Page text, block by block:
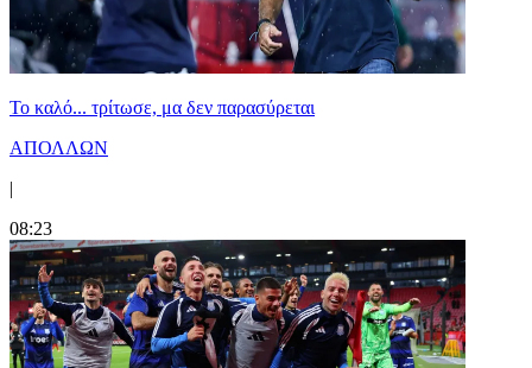
Το καλό... τρίτωσε, μα δεν παρασύρεται
ΑΠΟΛΛΩΝ
|
08:23